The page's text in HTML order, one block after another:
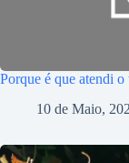
Porque é que atendi o
10 de Maio,